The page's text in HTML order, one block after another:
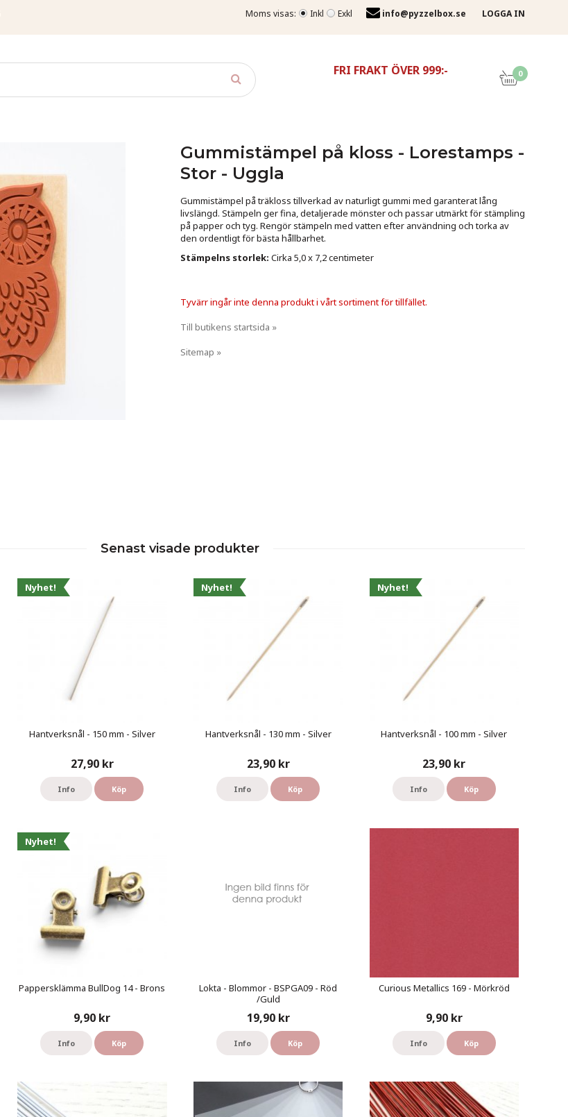
Moms visas: Inkl Exkl info@pyzzelbox.se LOGGA IN
FRI FRAKT ÖVER 999:- 0
Gummistämpel på kloss - Lorestamps -
Stor - Uggla
Gummistämpel på träkloss tillverkad av naturligt gummi med garanterat lång
livslängd. Stämpeln ger fina, detaljerade mönster och passar utmärkt för stämpling
på papper och tyg. Rengör stämpeln med vatten efter användning och torka av
den ordentligt för bästa hållbarhet.
Stämpelns storlek: Cirka 5,0 x 7,2 centimeter
Tyvärr ingår inte denna produkt i vårt sortiment för tillfället.
Till butikens startsida »
Sitemap »
Senast visade produkter
Nyhet!
Hantverksnål - 150 mm - Silver
27,90 kr
Info Köp
Nyhet!
Hantverksnål - 130 mm - Silver
23,90 kr
Info Köp
Nyhet!
Hantverksnål - 100 mm - Silver
23,90 kr
Info Köp
Nyhet!
Pappersklämma BullDog 14 - Brons
9,90 kr
Info Köp
Lokta - Blommor - BSPGA09 - Röd
/Guld
19,90 kr
Info Köp
Curious Metallics 169 - Mörkröd
9,90 kr
Info Köp